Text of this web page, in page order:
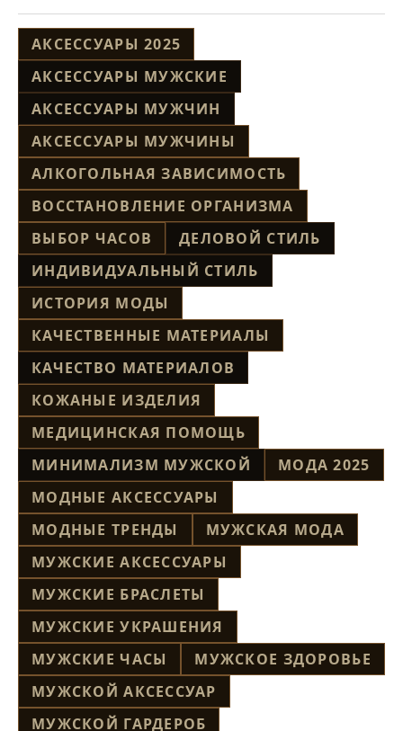
АКСЕССУАРЫ 2025
АКСЕССУАРЫ МУЖСКИЕ
АКСЕССУАРЫ МУЖЧИН
АКСЕССУАРЫ МУЖЧИНЫ
АЛКОГОЛЬНАЯ ЗАВИСИМОСТЬ
ВОССТАНОВЛЕНИЕ ОРГАНИЗМА
ВЫБОР ЧАСОВ
ДЕЛОВОЙ СТИЛЬ
ИНДИВИДУАЛЬНЫЙ СТИЛЬ
ИСТОРИЯ МОДЫ
КАЧЕСТВЕННЫЕ МАТЕРИАЛЫ
КАЧЕСТВО МАТЕРИАЛОВ
КОЖАНЫЕ ИЗДЕЛИЯ
МЕДИЦИНСКАЯ ПОМОЩЬ
МИНИМАЛИЗМ МУЖСКОЙ
МОДА 2025
МОДНЫЕ АКСЕССУАРЫ
МОДНЫЕ ТРЕНДЫ
МУЖСКАЯ МОДА
МУЖСКИЕ АКСЕССУАРЫ
МУЖСКИЕ БРАСЛЕТЫ
МУЖСКИЕ УКРАШЕНИЯ
МУЖСКИЕ ЧАСЫ
МУЖСКОЕ ЗДОРОВЬЕ
МУЖСКОЙ АКСЕССУАР
МУЖСКОЙ ГАРДЕРОБ